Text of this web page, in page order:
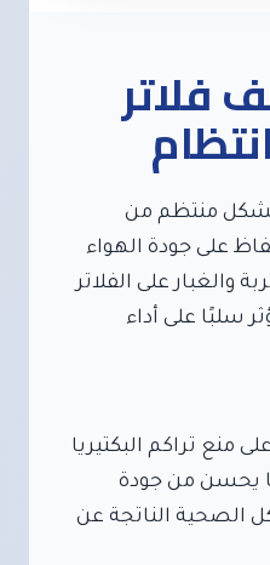
فلاتر
بشكل منتظم من
على جودة الهواء
والغبار على الفلاتر
سلبًا على أداء
منع تراكم البكتيريا
يحسن من جودة
الصحية الناتجة عن